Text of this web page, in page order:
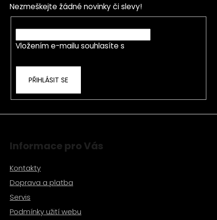
a
c
í
p
r
ý
p
Nezmeškejte žádné novinky či slevy!
Vložením e-mailu souhlasíte s
PŘIHLÁSIT SE
Informace pro Vás
Kontakty
Doprava a platba
Servis
Podmínky užití webu